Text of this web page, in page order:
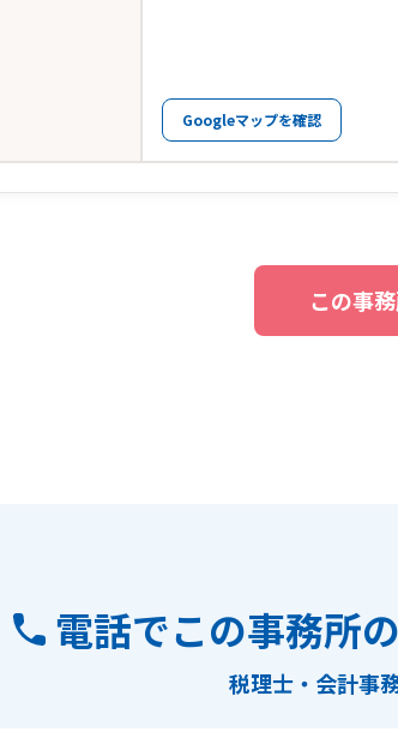
Googleマップを確認
この事
電話でこの事務所
税理士・会計事